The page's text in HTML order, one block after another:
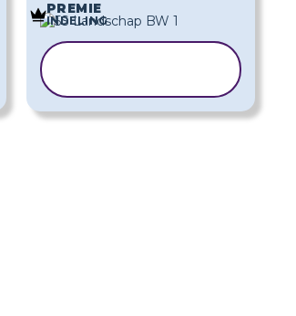
PREMIE
INDELING